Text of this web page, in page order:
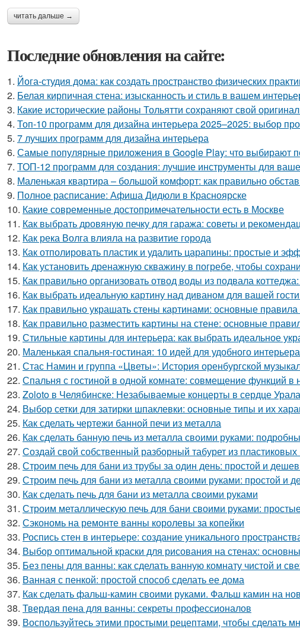
читать дальше →
Последние обновления на сайте:
1. Йога-студия дома: как создать пространство физических
2. Белая кирпичная стена: изысканность и стиль в вашем
3. Какие исторические районы Тольятти сохраняют свой
4. Топ-10 программ для дизайна интерьера 2025–2025: выбор
5. 7 лучших программ для дизайна интерьера
6. Самые популярные приложения в Google Play: что выбирают
7. ТОП-12 программ для создания: лучшие инструменты для
8. Маленькая квартира – большой комфорт: как правильно
9. Полное расписание: Афиша Дидюли в Красноярске
10. Какие современные достопримечательности есть в Москве
11. Как выбрать дровяную печку для гаража: советы и
12. Как река Волга влияла на развитие города
13. Как отполировать пластик и удалить царапины: простые и
14. Как установить дренажную скважину в погребе, чтобы
15. Как правильно организовать отвод воды из подвала
16. Как выбрать идеальную картину над диваном для вашей
17. Как правильно украшать стены картинами: основные
18. Как правильно разместить картины на стене: основные
19. Стильные картины для интерьера: как выбрать идеальное
20. Маленькая спальня-гостиная: 10 идей для удобного интерьера
21. Стас Намин и группа «Цветы»: История оренбургской
22. Спальня с гостиной в одной комнате: совмещение функций в
23. Zoloto в Челябинске: Незабываемые концерты в сердце Урала
24. Выбор сетки для затирки шпаклевки: основные типы и их
25. Как сделать чертежи банной печи из металла
26. Как сделать банную печь из металла своими руками:
27. Создай свой собственный разборный табурет из пластиковых
28. Строим печь для бани из трубы за один день: простой и
29. Строим печь для бани из металла своими руками: простой и
30. Как сделать печь для бани из металла своими руками
31. Строим металлическую печь для бани своими руками:
32. Сэкономь на ремонте ванны королевы за копейки
33. Роспись стен в интерьере: создание уникального
34. Выбор оптимальной краски для рисования на стенах:
35. Без пены для ванны: как сделать ванную комнату чистой и
36. Ванная с пенкой: простой способ сделать ее дома
37. Как сделать фальш-камин своими руками. Фальш камин на
38. Твердая пена для ванны: секреты профессионалов
39. Воспользуйтесь этими простыми рецептами, чтобы сделать